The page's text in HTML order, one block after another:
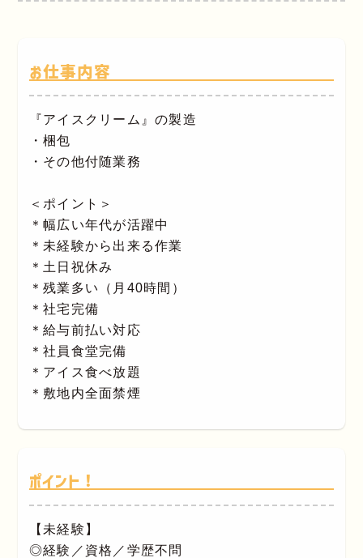
お仕事内容
『アイスクリーム』の製造
・梱包
・その他付随業務
＜ポイント＞
＊幅広い年代が活躍中
＊未経験から出来る作業
＊土日祝休み
＊残業多い（月40時間）
＊社宅完備
＊給与前払い対応
＊社員食堂完備
＊アイス食べ放題
＊敷地内全面禁煙
ポイント！
【未経験】
◎経験／資格／学歴不問